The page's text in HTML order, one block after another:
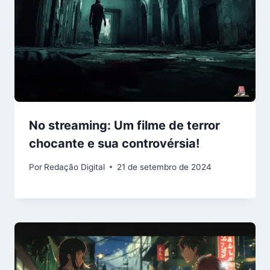
No streaming: Um filme de terror
chocante e sua controvérsia!
Por Redação Digital 21 de setembro de 2024